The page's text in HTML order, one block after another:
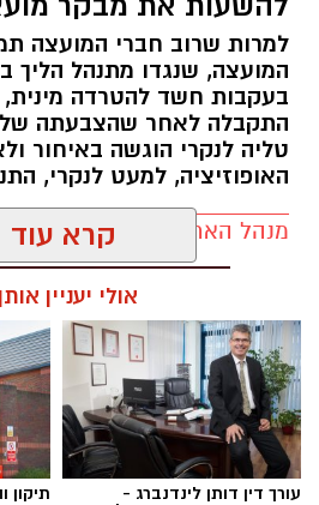
למרות שרוב חברי המועצה
המועצה, שנגדו מתנהל הליך
בעקבות חשד להטרדה
התקבלה לאחר שהצבעתה
טליה לנקרי הוגשה באיחור
האופוזיציה, למעט לנקרי,
מנהל האתר / 17:29 06.08.26
תגים:מועצה מקומית גדרה,
המקומית גדרה
קרא עוד
אולי יעניין
עורך דין דותן לינדנברג -